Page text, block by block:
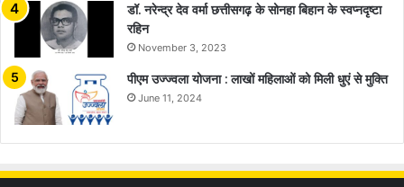
डॉ. नरेन्द्र देव वर्मा छत्तीसगढ़ के सोनहा बिहान के स्वप्नदृष्टा
रहिन
November 3, 2023
पीएम उज्ज्वला योजना : लाखों महिलाओं को मिली धुएं से मुक्ति
June 11, 2024